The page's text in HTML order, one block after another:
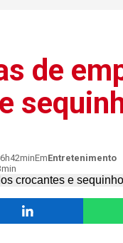
de
EmEntretenimento